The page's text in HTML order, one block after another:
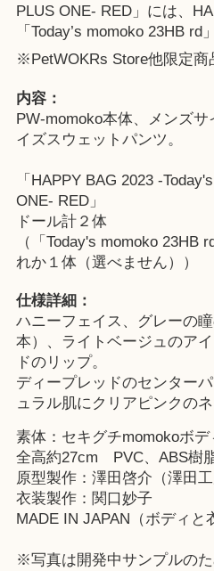
PLUS ONE- RED」には、
「Today’s momoko 23HB rd
※ PetWOKRs Store他限定商
内容：
PW-momoko本体、メンズ
イズスウェットパンツ。
「HAPPY BAG 2023 -
ONE- RED」
ドール計２体
（「Today's momoko 23HB
れか１体（選べません））
仕様詳細：
ハニーフェイス、グレーの
本）、ライトベージュのア
ドのリップ。
ディープレッドのセンター
ュラル肌にクリアピンクのネ
素体：セキグチmomokoボデ
全高約27cm PVC、ABS樹
原型製作：澤田啓介（澤田工
衣装製作：関口妙子
MADE IN JAPAN（ボディと
※写真は開発中サンプルの